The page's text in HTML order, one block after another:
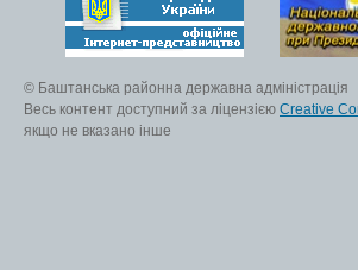
© Баштанська районна державна адміністрація
Весь контент доступний за ліцензією Creative
якщо не вказано інше